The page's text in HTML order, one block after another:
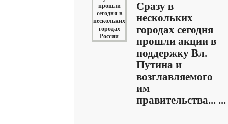
Сразу в
нескольких
городах сегодня
прошли акции в
поддержку Вл.
Путина и
возглавляемого
им
правительства... ...